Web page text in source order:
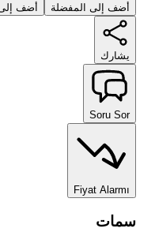
أضف إلى المفضلة أضف إلى
يشارك
Soru Sor
Fiyat Alarmı
سمات